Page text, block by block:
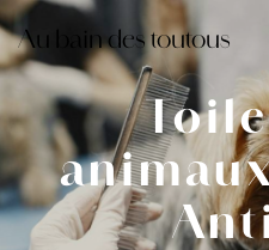
Au bain des toutous
Panneau de gestion des